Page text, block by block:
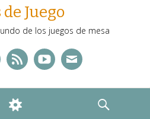
de Juego
de los juegos de mesa